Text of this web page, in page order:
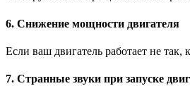
6. Снижение мощности двигателя
Если ваш двигатель работает не
7. Странные звуки при запуске